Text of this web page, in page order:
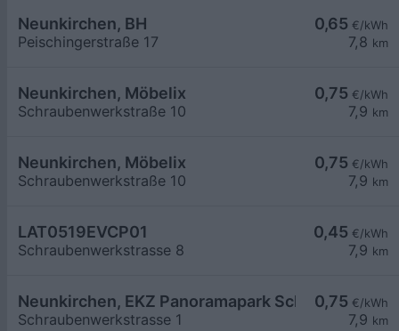
0,65 €/kWh
7,8 km
Neunkirchen, BH
Peischingerstraße 17
0,75 €/kWh
7,9 km
Neunkirchen, Möbelix
Schraubenwerkstraße 10
0,75 €/kWh
7,9 km
Neunkirchen, Möbelix
Schraubenwerkstraße 10
0,45 €/kWh
7,9 km
LAT0519EVCP01
Schraubenwerkstrasse 8
0,75 €/kWh
7,9 km
Neunkirchen, EKZ Panoramapark
Schraubenwerkstrasse 1